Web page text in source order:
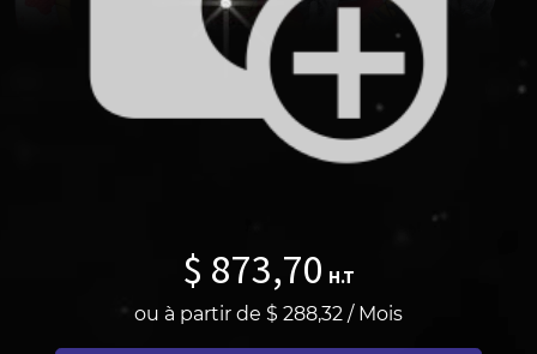
$ 873,70 H.T
ou à partir de $ 288,32 / Mois